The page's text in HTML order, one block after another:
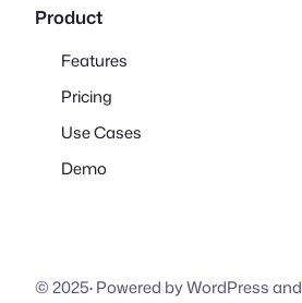
Product
Features
Pricing
Use Cases
Demo
© 2025·Powered by WordPress and